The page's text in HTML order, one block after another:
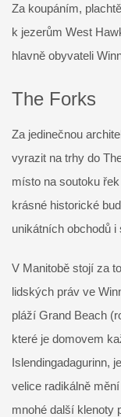
Za koupáním,
k jezerům West
hlavně obyvateli
The Forks
Za jedinečnou
vyrazit na trhy do
místo na soutoku
krásné historické
unikátních obchodů i
V Manitobě stojí za
lidských práv ve
pláží Grand Beach
které je domovem
Islendingadagurinn,
velice radikálně
mnohé další klenoty